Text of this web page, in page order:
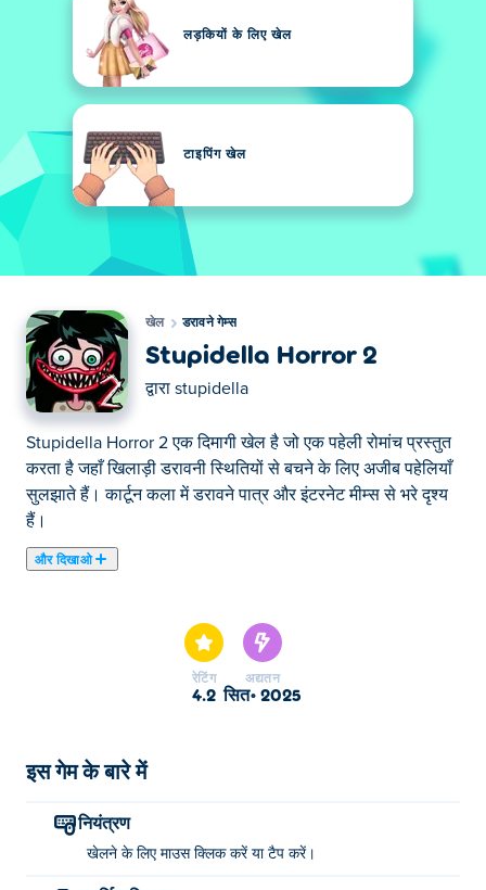
लड़कियों के लिए खेल
टाइपिंग खेल
खेल डरावने गेम्स
Stupidella Horror 2
द्वारा stupidella
Stupidella Horror 2 एक दिमागी खेल है जो एक पहेली रोमांच प्रस्तुत
करता है जहाँ खिलाड़ी डरावनी स्थितियों से बचने के लिए अजीब पहेलियाँ
सुलझाते हैं। कार्टून कला में डरावने पात्र और इंटरनेट मीम्स से भरे दृश्य
हैं।
और दिखाओ
है! शापित तर्क, बेतुके आश्चर्यों और दिमाग घुमा देने वाले स्तरों से गुज़रते
हुए, जो आपको हर मोड़ पर अनुमान लगाने पर मजबूर करते हैं, क्लिक
करके आगे बढ़ें। एक गलत कदम अराजकता या अब तक के सबसे मज़ेदार
स्टुपिडेला हॉरर 2 कैसे खेलें
खेलने के लिए क्लिक करें या टैप करें!
रेटिंग
4.2
अद्यतन
सित॰ 2025
इस गेम के बारे में
नियंत्रण
खेलने के लिए माउस क्लिक करें या टैप करें।